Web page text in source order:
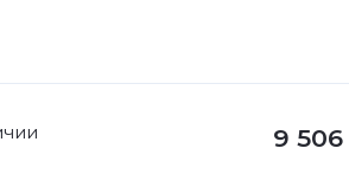
9